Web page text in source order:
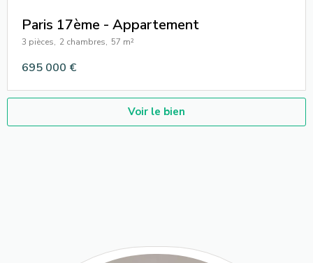
Paris 17ème - Appartement
3 pièces, 2 chambres, 57 m²
695 000 €
Voir le bien